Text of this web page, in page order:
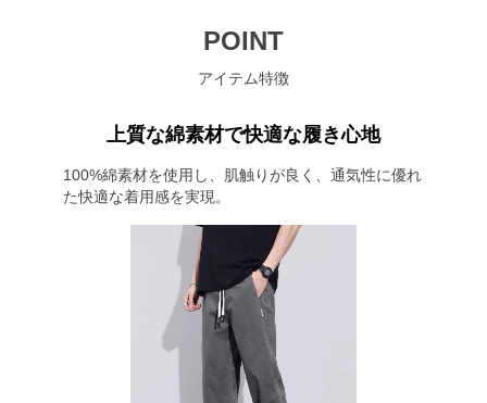
POINT
アイテム特徴
上質な綿素材で快適な履き心地
100%綿素材を使用し、肌触りが良く、通気性に優れ
た快適な着用感を実現。